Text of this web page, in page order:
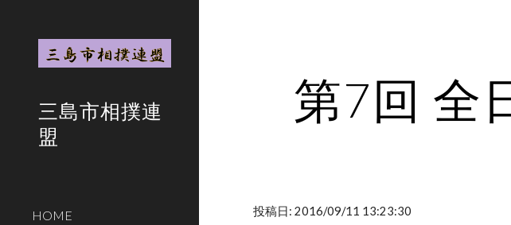
三島市相撲連
盟
HOME
第7回 全
投稿日: 2016/09/11 13:23:30